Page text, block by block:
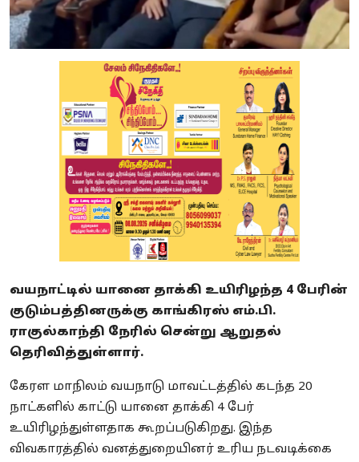
வயநாட்டில் யானை தாக்கி உயிரிழந்த 4 பேரின்
குடும்பத்தினருக்கு காங்கிரஸ் எம்.பி.
ராகுல்காந்தி நேரில் சென்று ஆறுதல்
தெரிவித்துள்ளார்.
கேரள மாநிலம் வயநாடு மாவட்டத்தில் கடந்த 20
நாட்களில் காட்டு யானை தாக்கி 4 பேர்
உயிரிழந்துள்ளதாக கூறப்படுகிறது. இந்த
விவகாரத்தில் வனத்துறையினர் உரிய நடவடிக்கை